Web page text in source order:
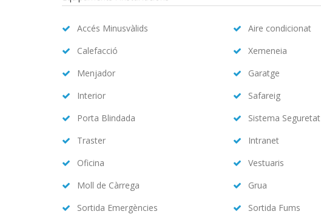
Accés Minusvàlids Aire condicionat
Calefacció
Xemeneia
Menjador
Garatge
Interior
Safareig
Porta Blindada
Sistema Seguretat
Traster
Intranet
Oficina
Vestuaris
Moll de Càrrega
Grua
Sortida Emergències
Sortida Fums